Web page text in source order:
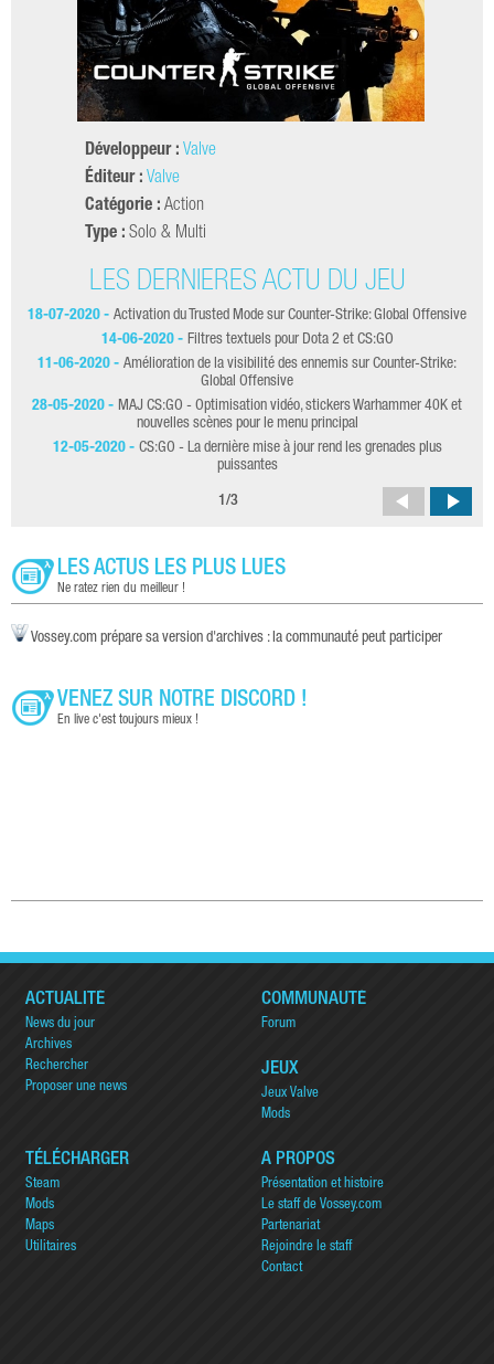
Développeur : Valve
Éditeur : Valve
Catégorie : Action
Type : Solo & Multi
LES DERNIÈRES ACTU DU JEU
18-07-2020 - Activation du Trusted Mode sur Counter-Strike: Global Offensive
14-06-2020 - Filtres textuels pour Dota 2 et CS:GO
11-06-2020 - Amélioration de la visibilité des ennemis sur Counter-Strike:
Global Offensive
28-05-2020 - MAJ CS:GO - Optimisation vidéo, stickers Warhammer 40K et
nouvelles scènes pour le menu principal
12-05-2020 - CS:GO - La dernière mise à jour rend les grenades plus
puissantes
1 /3
LES ACTUS LES PLUS LUES
Ne ratez rien du meilleur !
Vossey.com prépare sa version d'archives : la communauté peut participer
VENEZ SUR NOTRE DISCORD !
En live c'est toujours mieux !
ACTUALITÉ
News du jour
Archives
Rechercher
Proposer une news
COMMUNAUTÉ
Forum
JEUX
Jeux Valve
Mods
TÉLÉCHARGER
Steam
Mods
Maps
Utilitaires
A PROPOS
Présentation et histoire
Le staff de Vossey.com
Partenariat
Rejoindre le staff
Contact